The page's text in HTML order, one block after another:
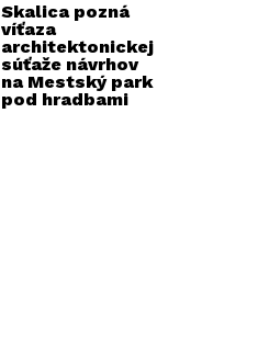
Skalica pozná
víťaza
architektonickej
súťaže návrhov
na Mestský park
pod hradbami